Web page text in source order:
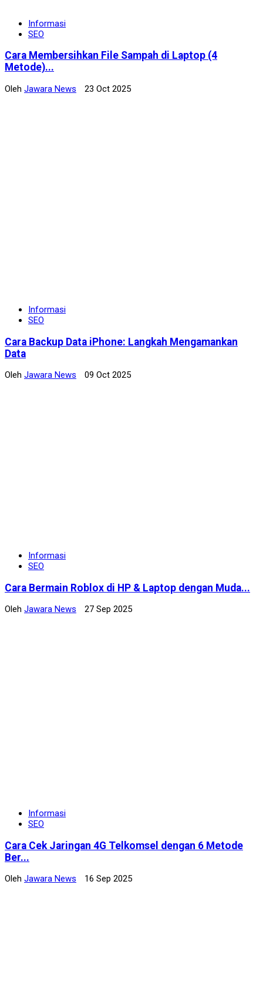
Informasi
SEO
Cara Membersihkan File Sampah di Laptop (4
Metode)...
Oleh Jawara News 23 Oct 2025
Informasi
SEO
Cara Backup Data iPhone: Langkah Mengamankan
Data
Oleh Jawara News 09 Oct 2025
Informasi
SEO
Cara Bermain Roblox di HP & Laptop dengan Muda...
Oleh Jawara News 27 Sep 2025
Informasi
SEO
Cara Cek Jaringan 4G Telkomsel dengan 6 Metode
Ber...
Oleh Jawara News 16 Sep 2025